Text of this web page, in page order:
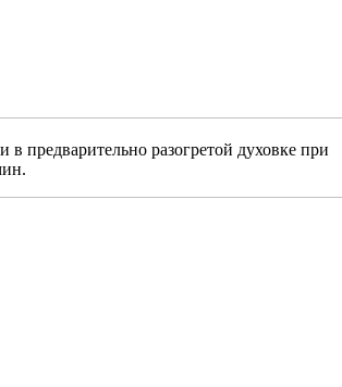
в предварительно разогретой духовке при